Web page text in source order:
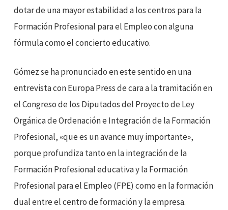
dotar de una mayor estabilidad a los centros para la
Formación Profesional para el Empleo con alguna
fórmula como el concierto educativo.
Gómez se ha pronunciado en este sentido en una
entrevista con Europa Press de cara a la tramitación en
el Congreso de los Diputados del Proyecto de Ley
Orgánica de Ordenación e Integración de la Formación
Profesional, «que es un avance muy importante»,
porque profundiza tanto en la integración de la
Formación Profesional educativa y la Formación
Profesional para el Empleo (FPE) como en la formación
dual entre el centro de formación y la empresa.